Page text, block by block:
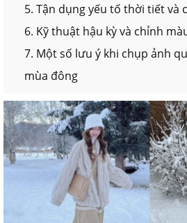
5. Tận dụng yếu tố thời tiết và
6. Kỹ thuật hậu kỳ và chỉnh
7. Một số lưu ý khi chụp ảnh
mùa đông